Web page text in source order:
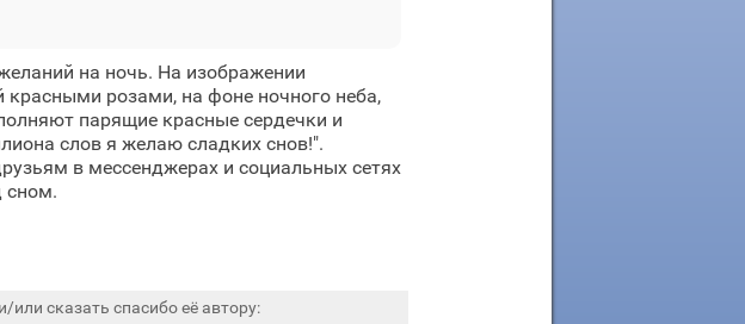
на ночь. На изображении
розами, на фоне ночного неба,
парящие красные сердечки и
слов я желаю сладких снов!".
в мессенджерах и социальных сетях
сном.
сказать спасибо её автору: